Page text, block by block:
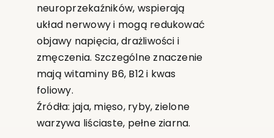
neuroprzekaźników, wspierają
układ nerwowy i mogą redukować
objawy napięcia, drażliwości i
zmęczenia. Szczególne znaczenie
mają witaminy B6, B12 i kwas
foliowy.
Źródła: jaja, mięso, ryby, zielone
warzywa liściaste, pełne ziarna.